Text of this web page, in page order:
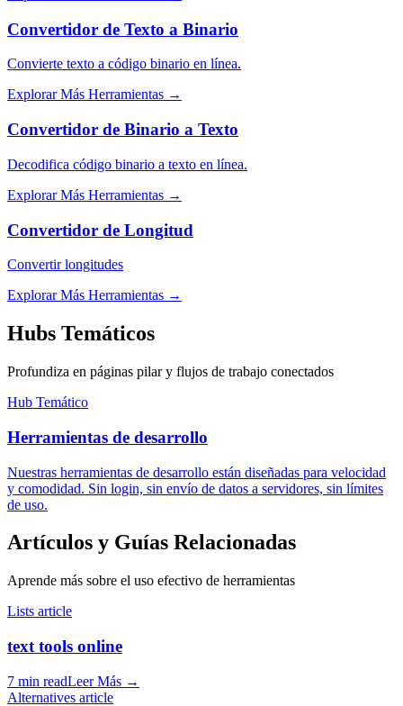
Convertidor de Texto a Binario
Convierte texto a código binario en línea.
Explorar Más Herramientas →
Convertidor de Binario a Texto
Decodifica código binario a texto en línea.
Explorar Más Herramientas →
Convertidor de Longitud
Convertir longitudes
Explorar Más Herramientas →
Hubs Temáticos
Profundiza en páginas pilar y flujos de trabajo conectados
Hub Temático
Herramientas de desarrollo
Nuestras herramientas de desarrollo están diseñadas para velocidad
y comodidad. Sin login, sin envío de datos a servidores, sin límites
de uso.
Artículos y Guías Relacionadas
Aprende más sobre el uso efectivo de herramientas
Lists article
text tools online
7 min readLeer Más →
Alternatives article